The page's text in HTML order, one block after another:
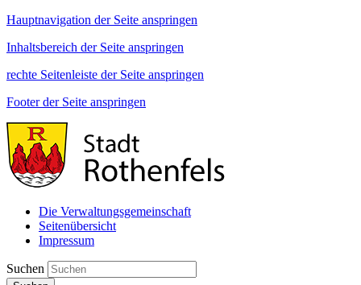
Hauptnavigation der Seite anspringen
Inhaltsbereich der Seite anspringen
rechte Seitenleiste der Seite anspringen
Footer der Seite anspringen
Die Verwaltungsgemeinschaft
Seitenübersicht
Impressum
Suchen